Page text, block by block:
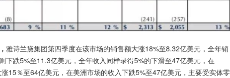
雅诗兰黛集团第四季度在该市场的销售额大涨18%至8.32亿美元，全年销
下跌5%至11.3亿美元，全年收入同样录得5%的下滑至47亿美元，在
15％至64亿美元，在美洲市场的收入下跌5%至47亿美元，主要受实体零